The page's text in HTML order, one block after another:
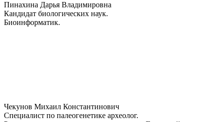
Пинахина Дарья Владимировна
Кандидат биологических наук.
Биоинформатик.
Чекунов Михаил Константинович
Специалист по палеогенетике археолог.